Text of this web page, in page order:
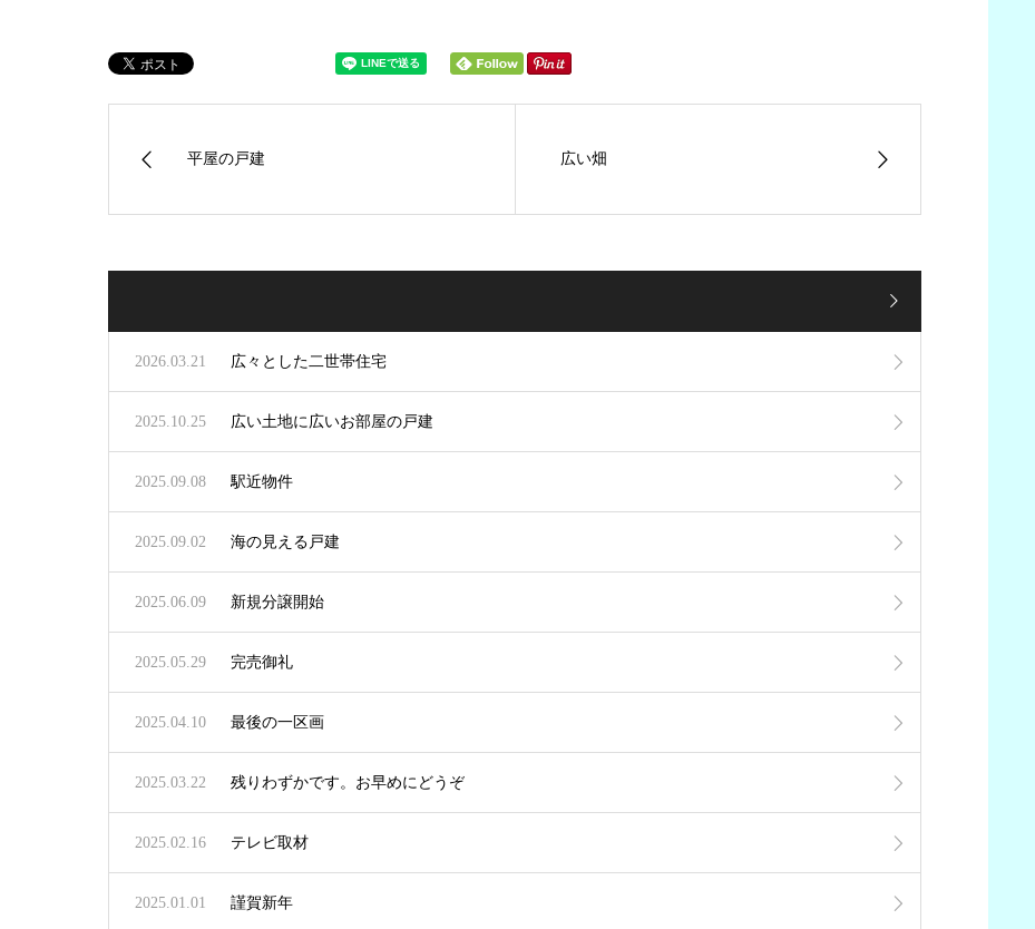
平屋の戸建 広い畑
2026.03.21 広々とした二世帯住宅
2025.10.25 広い土地に広いお部屋の戸建
2025.09.08 駅近物件
2025.09.02 海の見える戸建
2025.06.09 新規分譲開始
2025.05.29 完売御礼
2025.04.10 最後の一区画
2025.03.22 残りわずかです。お早めにどうぞ
2025.02.16 テレビ取材
2025.01.01 謹賀新年